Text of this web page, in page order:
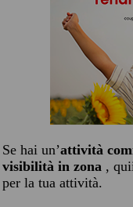
Se hai un’attività
visibilità in zona ,
per la tua attività.